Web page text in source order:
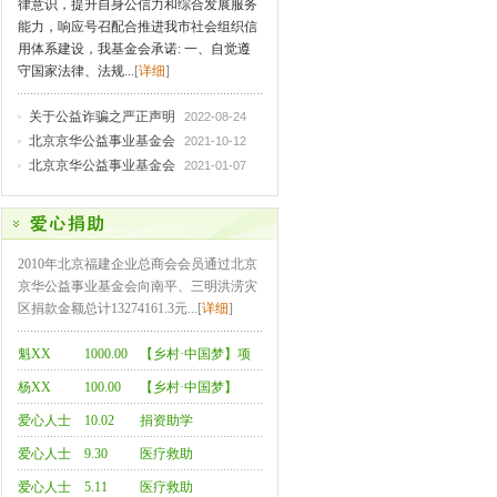
律意识，提升自身公信力和综合发展服务
能力，响应号召配合推进我市社会组织信
用体系建设，我基金会承诺: 一、自觉遵
守国家法律、法规... [详细]
2022-08-24
关于公益诈骗之严正声明
2021-10-12
北京京华公益事业基金会
2021-01-07
北京京华公益事业基金会
2010年北京福建企业总商会会员通过北京
京华公益事业基金会向南平、三明洪涝灾
区捐款金额总计13274161.3元...[详细]
魁XX 1000.00 【乡村·中国梦】项
目-乌兰察布队
杨XX 100.00 【乡村·中国梦】
爱心人士
（2人次）
10.02 捐资助学
爱心人士
（7人次）
9.30 医疗救助
爱心人士 5.11 医疗救助